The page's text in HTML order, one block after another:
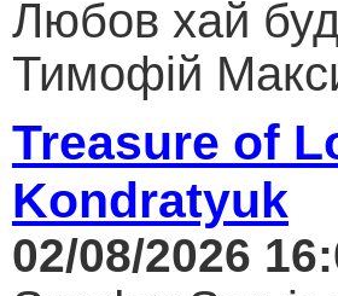
Любов хай
Тимофій
Treasure of
Kondratyuk
02/08/2026